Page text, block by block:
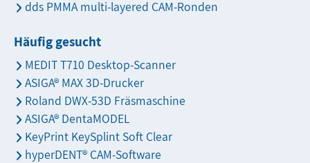
dds PMMA multi-layered CAM-Ronden
Häufig gesucht
MEDIT T710 Desktop-Scanner
ASIGA® MAX 3D-Drucker
Roland DWX-53D Fräsmaschine
ASIGA® DentaMODEL
KeyPrint KeySplint Soft Clear
hyperDENT® CAM-Software